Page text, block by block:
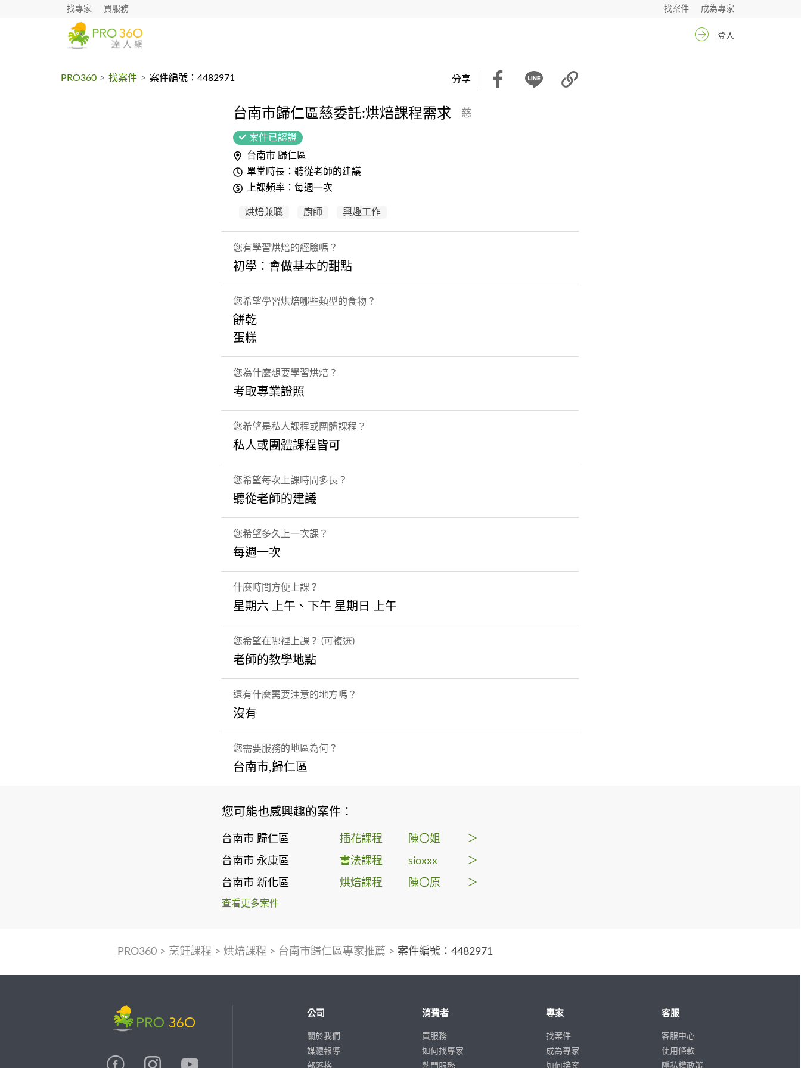
找專家 買服務 成為專家
找案件
登入
PRO360 > 找案件 > 案件編號：4482971 分享
台南市歸仁區慈委託:烘焙課程需求 慈
案件已認證
台南市 歸仁區
單堂時長：聽從老師的建議
上課頻率：每週一次
烘焙兼職 廚師 興趣工作
您有學習烘焙的經驗嗎？
初學：會做基本的甜點
您希望學習烘焙哪些類型的食物？
餅乾
蛋糕
您為什麼想要學習烘焙？
考取專業證照
您希望是私人課程或團體課程？
私人或團體課程皆可
您希望每次上課時間多長？
聽從老師的建議
您希望多久上一次課？
每週一次
什麼時間方便上課？
星期六 上午、下午 星期日 上午
您希望在哪裡上課？ (可複選)
老師的教學地點
還有什麼需要注意的地方嗎？
沒有
您需要服務的地區為何？
台南市,歸仁區
您可能也感興趣的案件：
台南市 歸仁區 插花課程 陳〇姐 ＞
台南市 永康區 書法課程 sioxxx ＞
台南市 新化區 烘焙課程 陳〇原 ＞
查看更多案件
PRO360> 烹飪課程 > 烘焙課程 > 台南市歸仁區專家推薦 > 案件編號：4482971
公司
關於我們
媒體報導
消費者
買服務
如何找專家
專家
找案件
成為專家
客服
客服中心
使用條款